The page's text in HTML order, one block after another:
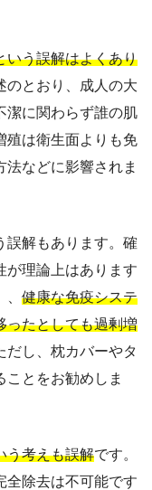
いう誤解はよくあり
のとおり、成人の大
潔に関わらず誰の肌
殖は衛生面よりも免
などに影響されま
誤解もあります。確
が理論上はあります
健康な免疫システ
ったとしても過剰増
だし、枕カバーやタ
ことをお勧めしま
う考えも誤解です。
全除去は不可能です